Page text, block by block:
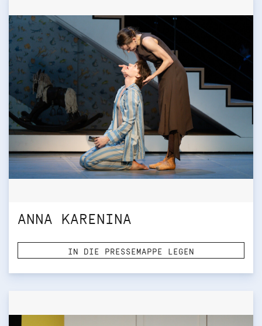
ANNA KARENINA
IN DIE PRESSEMAPPE LEGEN